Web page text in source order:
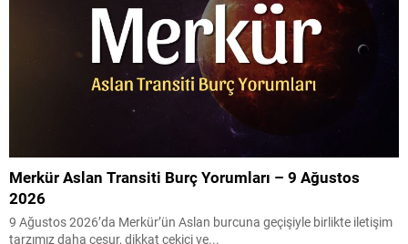
Merkür Aslan Transiti Burç Yorumları – 9 Ağustos
2026
9 Ağustos 2026’da Merkür’ün Aslan burcuna geçişiyle birlikte iletişim
tarzımız daha cesur, dikkat çekici ve...